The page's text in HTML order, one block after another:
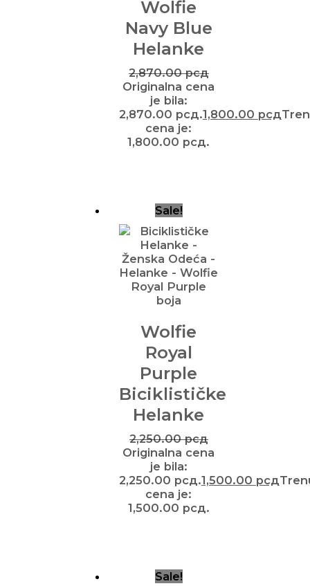
Wolfie
Navy Blue
Helanke
2,870.00рсд
Originalna cena
je bila:
2,870.00 рсд.1,800.00 рсд
cena je:
1,800.00 рсд.
Sale!
Wolfie
Royal
Purple
Biciklističke
Helanke
2,250.00рсд
Originalna cena
je bila:
2,250.00 рсд.1,500.00 рсд
cena je:
1,500.00 рсд.
Sale!